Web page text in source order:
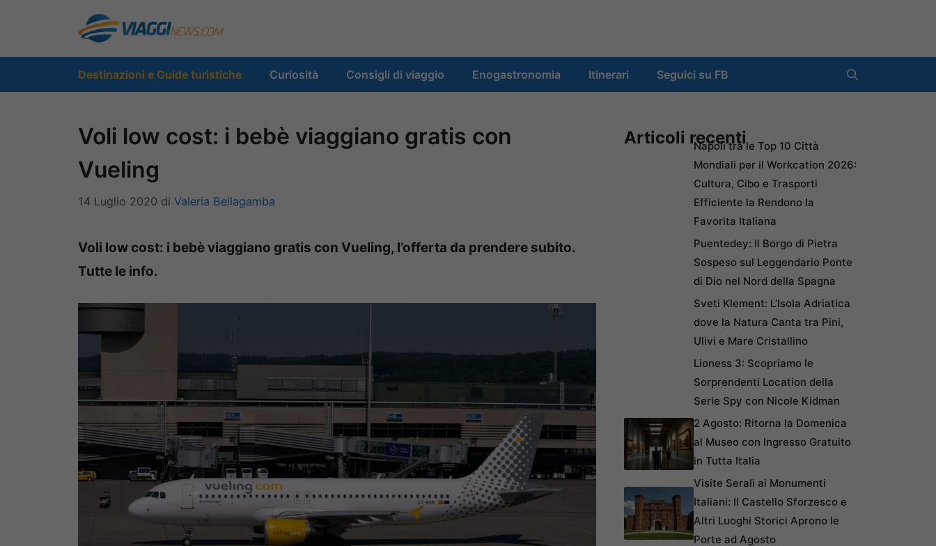
contenuto
Destinazioni e Guide turistiche Curiosità Consigli di viaggio Enogastronomia Itinerari Seguici su FB
Voli low cost: i bebè viaggiano gratis con
Vueling
14 Luglio 2020 di Valeria Bellagamba
Voli low cost: i bebè viaggiano gratis con Vueling, l’offerta da prendere subito.
Tutte le info.
Articoli recentiNapoli tra le Top 10 Città
Mondiali per il Workcation 2026:
Cultura, Cibo e Trasporti
Efficiente la Rendono la
Favorita Italiana
Puentedey: Il Borgo di Pietra
Sospeso sul Leggendario Ponte
di Dio nel Nord della Spagna
Sveti Klement: L’Isola Adriatica
dove la Natura Canta tra Pini,
Ulivi e Mare Cristallino
Lioness 3: Scopriamo le
Sorprendenti Location della
Serie Spy con Nicole Kidman
2 Agosto: Ritorna la Domenica
al Museo con Ingresso Gratuito
in Tutta Italia
Visite Serali ai Monumenti
Italiani: Il Castello Sforzesco e
Altri Luoghi Storici Aprono le
Porte ad Agosto